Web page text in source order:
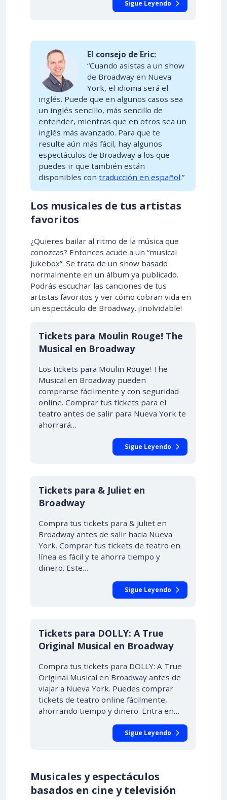
Sigue Leyendo
El consejo de Eric:
“Cuando asistas a un show
de Broadway en Nueva
York, el idioma será el
inglés. Puede que en algunos casos sea
un inglés sencillo, más sencillo de
entender, mientras que en otros sea un
inglés más avanzado. Para que te
resulte aún más fácil, hay algunos
espectáculos de Broadway a los que
puedes ir que también están
disponibles con traducción en español.”
Los musicales de tus artistas
favoritos
¿Quieres bailar al ritmo de la música que
conozcas? Entonces acude a un “musical
Jukebox”. Se trata de un show basado
normalmente en un álbum ya publicado.
Podrás escuchar las canciones de tus
artistas favoritos y ver cómo cobran vida en
un espectáculo de Broadway. ¡Inolvidable!
Tickets para Moulin Rouge! The
Musical en Broadway
Los tickets para Moulin Rouge! The
Musical en Broadway pueden
comprarse fácilmente y con seguridad
online. Comprar tus tickets para el
teatro antes de salir para Nueva York te
ahorrará…
Sigue Leyendo
Tickets para & Juliet en
Broadway
Compra tus tickets para & Juliet en
Broadway antes de salir hacia Nueva
York. Comprar tus tickets de teatro en
línea es fácil y te ahorra tiempo y
dinero. Este…
Sigue Leyendo
Tickets para DOLLY: A True
Original Musical en Broadway
Compra tus tickets para DOLLY: A True
Original Musical en Broadway antes de
viajar a Nueva York. Puedes comprar
tickets de teatro online fácilmente,
ahorrando tiempo y dinero. Entra en…
Sigue Leyendo
Musicales y espectáculos
basados en cine y televisión